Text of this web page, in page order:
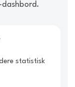
dashbord.
statistisk